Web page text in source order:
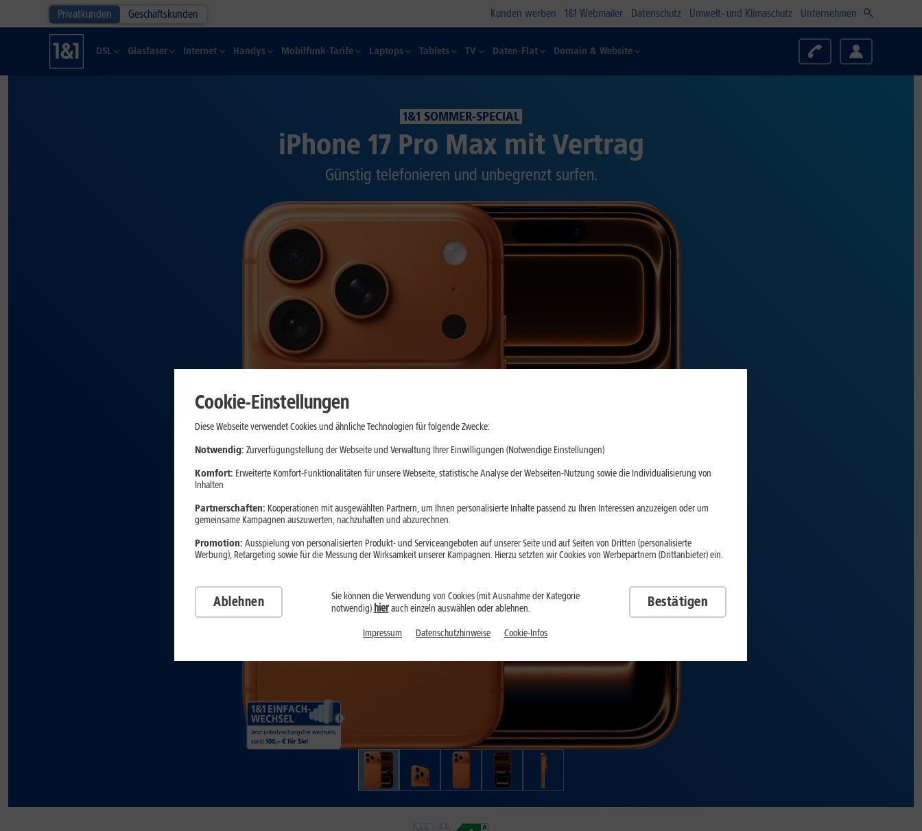
Privatkunden Geschäftskunden Kunden werben 1&1 Webmailer Datenschutz Umwelt- und Klimaschutz Unternehmen
DSL Glasfaser Internet Handys Mobilfunk-Tarife Laptops Tablets TV Daten-Flat Domain & Website
1&1 SOMMER-SPECIAL
iPhone 17 Pro Max mit Vertrag
Günstig telefonieren und unbegrenzt surfen.
Cookie-Einstellungen
Diese Webseite verwendet Cookies und ähnliche Technologien für folgende Zwecke:
Notwendig: Zurverfügungstellung der Webseite und Verwaltung Ihrer Einwilligungen (Notwendige Einstellungen)
Komfort: Erweiterte Komfort-Funktionalitäten für unsere Webseite, statistische Analyse der Webseiten-Nutzung sowie die Individualisierung von
Inhalten
Partnerschaften: Kooperationen mit ausgewählten Partnern, um Ihnen personalisierte Inhalte passend zu Ihren Interessen anzuzeigen oder um
gemeinsame Kampagnen auszuwerten, nachzuhalten und abzurechnen.
Promotion: Ausspielung von personalisierten Produkt- und Serviceangeboten auf unserer Seite und auf Seiten von Dritten (personalisierte
Werbung), Retargeting sowie für die Messung der Wirksamkeit unserer Kampagnen. Hierzu setzten wir Cookies von Werbepartnern (Drittanbieter) ein.
Ablehnen
Sie können die Verwendung von Cookies (mit Ausnahme der Kategorie
notwendig) hierauch einzeln auswählen oder ablehnen. Bestätigen
Impressum Datenschutzhinweise Cookie-Infos